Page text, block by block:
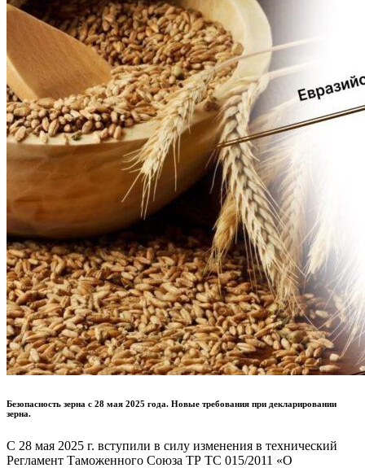
Безопасность зерна с 28 мая 2025 года. Новые требования при декларировании
зерна.
С 28 мая 2025 г. вступили в силу изменения в технический
Регламент Таможенного Союза ТР ТС 015/2011 «О